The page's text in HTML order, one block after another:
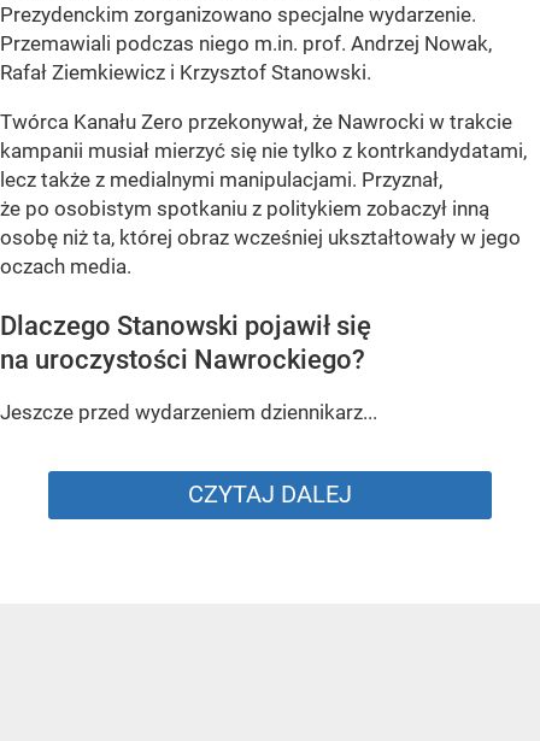
Prezydenckim zorganizowano specjalne wydarzenie.
Przemawiali podczas niego m.in. prof. Andrzej Nowak,
Rafał Ziemkiewicz i Krzysztof Stanowski.
Twórca Kanału Zero przekonywał, że Nawrocki w trakcie
kampanii musiał mierzyć się nie tylko z kontrkandydatami,
lecz także z medialnymi manipulacjami. Przyznał,
że po osobistym spotkaniu z politykiem zobaczył inną
osobę niż ta, której obraz wcześniej ukształtowały w jego
oczach media.
Dlaczego Stanowski pojawił się
na uroczystości Nawrockiego?
Jeszcze przed wydarzeniem dziennikarz...
CZYTAJ DALEJ